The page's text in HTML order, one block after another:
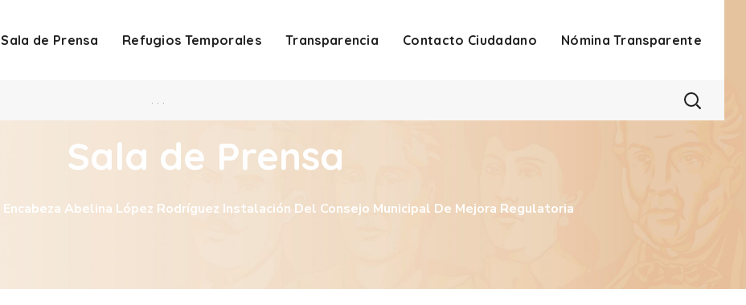
Sala de Prensa Refugios Temporales Transparencia Contacto Ciudadano Nómina Transparente
. . .
Sala de Prensa
Encabeza Abelina López Rodríguez Instalación Del Consejo Municipal De Mejora Regulatoria